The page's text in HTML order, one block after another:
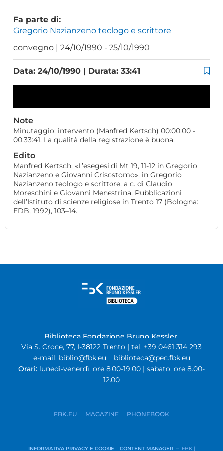
Fa parte di:
Gregorio Nazianzeno teologo e scrittore
convegno | 24/10/1990 - 25/10/1990
Data: 24/10/1990 | Durata: 33:41
Note
Minutaggio: intervento (Manfred Kertsch) 00:00:00 -
00:33:41. La qualità della registrazione è buona.
Edito
Manfred Kertsch, «L’esegesi di Mt 19, 11-12 in Gregorio
Nazianzeno e Giovanni Crisostomo», in Gregorio
Nazianzeno teologo e scrittore, a c. di Claudio
Moreschini e Giovanni Menestrina, Pubblicazioni
dell’Istituto di scienze religiose in Trento 17 (Bologna:
EDB, 1992), 103–14.
Biblioteca Fondazione Bruno Kessler
Via S. Croce, 77, I-38122 Trento | tel. +39 0461 314 293
e-mail: biblio@fbk.eu | biblioteca@pec.fbk.eu
Orari: lunedì-venerdì, ore 8.00-19.00 | sabato, ore 8.00-
12.00
FBK.EU MAGAZINE PHONEBOOK
INFORMATIVA PRIVACY E COOKIE – CONTENT MANAGER – FBK |